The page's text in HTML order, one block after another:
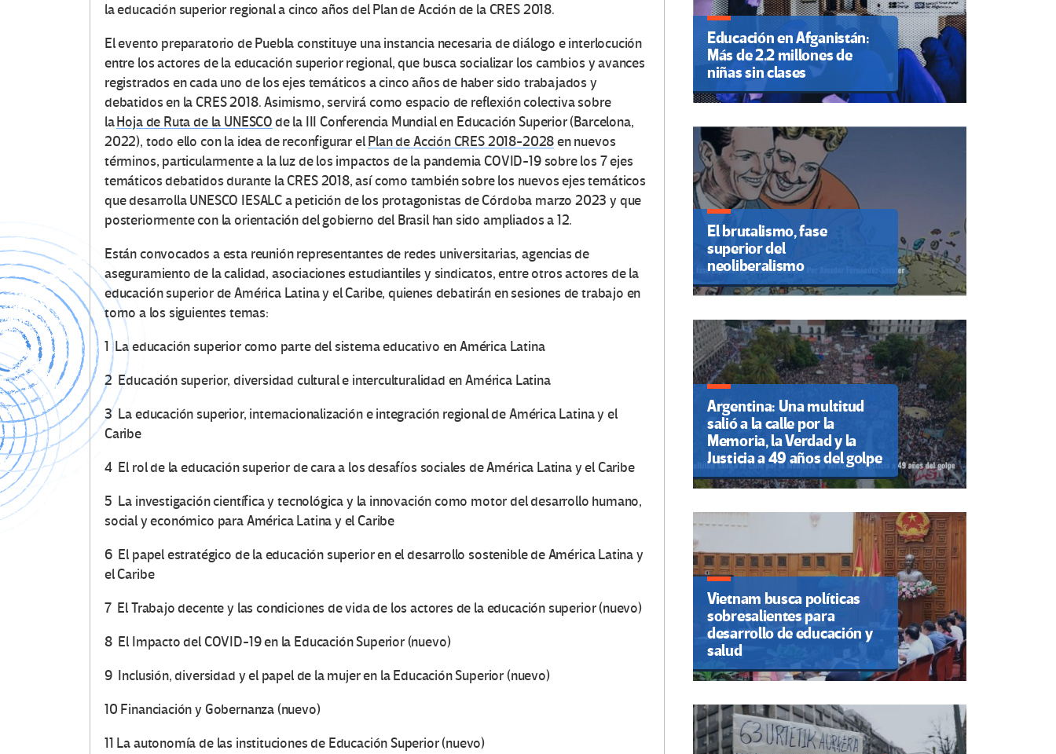
la educación superior regional a cinco años del Plan de Acción de la CRES 2018.
El evento preparatorio de Puebla constituye una instancia necesaria de diálogo e interlocución
entre los actores de la educación superior regional, que busca socializar los cambios y avances
registrados en cada uno de los ejes temáticos a cinco años de haber sido trabajados y
debatidos en la CRES 2018. Asimismo, servirá como espacio de reflexión colectiva sobre
laHoja de Ruta de la UNESCOde la III Conferencia Mundial en Educación Superior (Barcelona,
2022), todo ello con la idea de reconfigurar elPlan de Acción CRES 2018-2028en nuevos
términos, particularmente a la luz de los impactos de la pandemia COVID-19 sobre los 7 ejes
temáticos debatidos durante la CRES 2018, así como también sobre los nuevos ejes temáticos
que desarrolla UNESCO IESALC a petición de los protagonistas de Córdoba marzo 2023 y que
posteriormente con la orientación del gobierno del Brasil han sido ampliados a 12.
Están convocados a esta reunión representantes de redes universitarias, agencias de
aseguramiento de la calidad, asociaciones estudiantiles y sindicatos, entre otros actores de la
educación superior de América Latina y el Caribe, quienes debatirán en sesiones de trabajo en
torno a los siguientes temas:
1 La educación superior como parte del sistema educativo en América Latina
2 Educación superior, diversidad cultural e interculturalidad en América Latina
3 La educación superior, internacionalización e integración regional de América Latina y el
Caribe
4 El rol de la educación superior de cara a los desafíos sociales de América Latina y el Caribe
5 La investigación científica y tecnológica y la innovación como motor del desarrollo humano,
social y económico para América Latina y el Caribe
6 El papel estratégico de la educación superior en el desarrollo sostenible de América Latina y
el Caribe
7 El Trabajo decente y las condiciones de vida de los actores de la educación superior (nuevo)
8 El Impacto del COVID-19 en la Educación Superior (nuevo)
9 Inclusión, diversidad y el papel de la mujer en la Educación Superior (nuevo)
10 Financiación y Gobernanza (nuevo)
11 La autonomía de las instituciones de Educación Superior (nuevo)
Educación en Afganistán:
Más de 2.2 millones de
niñas sin clases
El brutalismo, fase
superior del
neoliberalismo
Argentina: Una multitud
salió a la calle por la
Memoria, la Verdad y la
Justicia a 49 años del golpe
Vietnam busca políticas
sobresalientes para
desarrollo de educación y
salud